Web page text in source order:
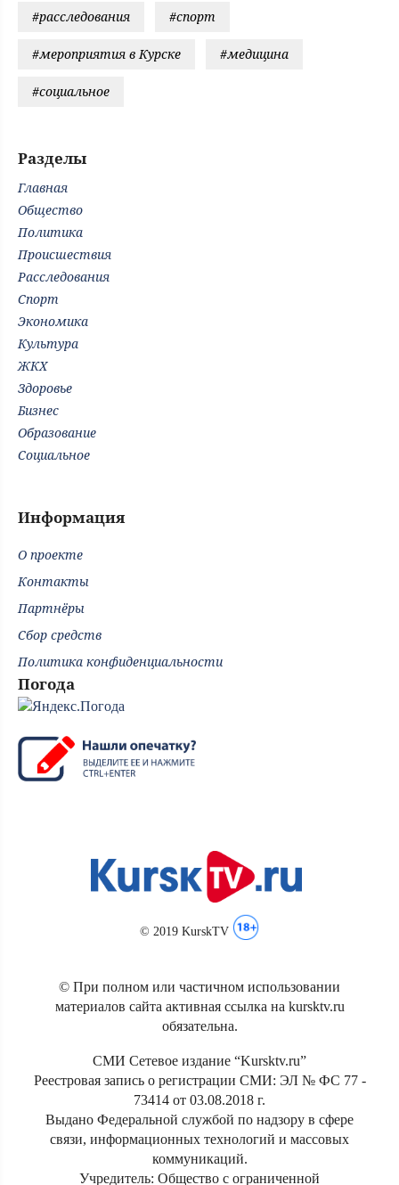
#расследования #спорт
#мероприятия в Курске #медицина
#социальное
Разделы
Главная
Общество
Политика
Происшествия
Расследования
Спорт
Экономика
Культура
ЖКХ
Здоровье
Бизнес
Образование
Социальное
Информация
О проекте
Контакты
Партнёры
Сбор средств
Политика конфиденциальности
Погода
© 2019 KurskTV
© При полном или частичном использовании
материалов сайта активная ссылка на kursktv.ru
обязательна.
СМИ Сетевое издание “Kursktv.ru”
Реестровая запись о регистрации СМИ: ЭЛ № ФС 77 -
73414 от 03.08.2018 г.
Выдано Федеральной службой по надзору в сфере
связи, информационных технологий и массовых
коммуникаций.
Учредитель: Общество с ограниченной